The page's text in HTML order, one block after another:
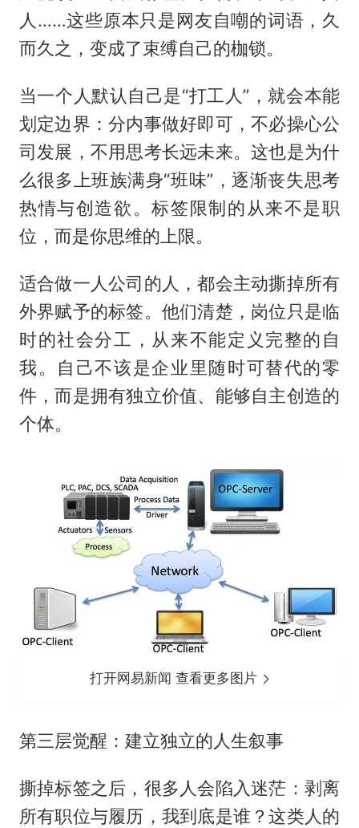
人……这些原本只是网友自嘲的词语，久
而久之，变成了束缚自己的枷锁。
当一个人默认自己是“打工人”，就会本能
划定边界：分内事做好即可，不必操心公
司发展，不用思考长远未来。这也是为什
么很多上班族满身“班味”，逐渐丧失思考
热情与创造欲。标签限制的从来不是职
位，而是你思维的上限。
适合做一人公司的人，都会主动撕掉所有
外界赋予的标签。他们清楚，岗位只是临
时的社会分工，从来不能定义完整的自
我。自己不该是企业里随时可替代的零
件，而是拥有独立价值、能够自主创造的
个体。
打开网易新闻 查看更多图片
第三层觉醒：建立独立的人生叙事
撕掉标签之后，很多人会陷入迷茫：剥离
所有职位与履历，我到底是谁？这类人的